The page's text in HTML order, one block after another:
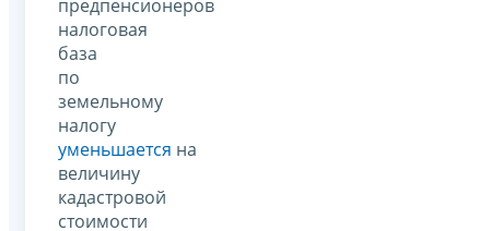
предпенсионеров
налоговая
база
по
земельному
налогу
уменьшается на
величину
кадастровой
стоимости